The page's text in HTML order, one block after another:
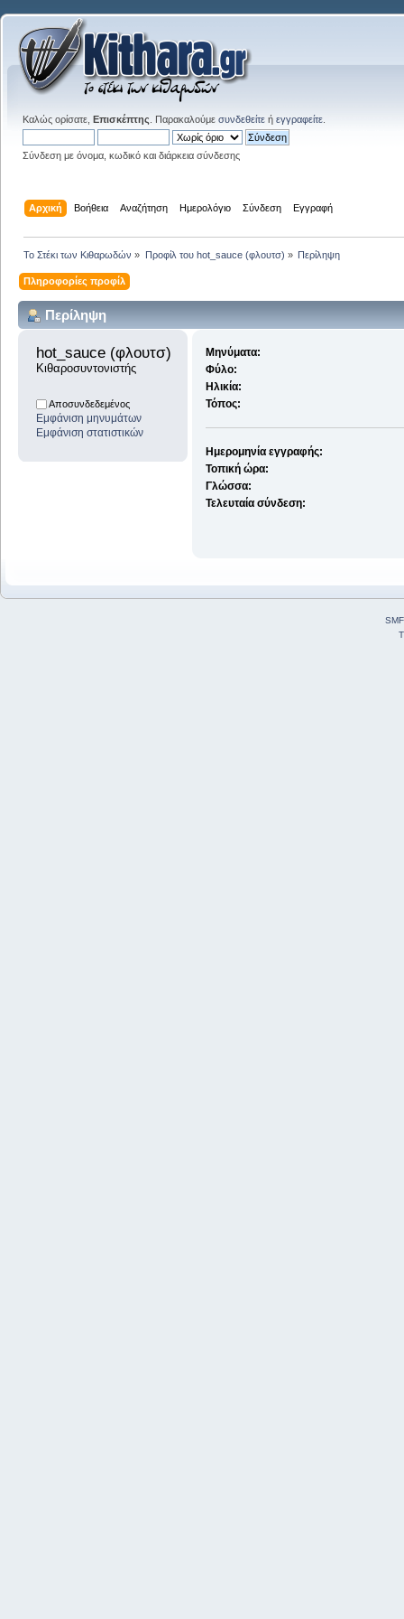
Καλώς ορίσατε, Επισκέπτης . Παρακαλούμε συνδεθείτε ή εγγραφείτε
Σύνδεση με όνομα, κωδικό και διάρκεια σύνδεσης
Αρχική Βοήθεια Αναζήτηση Ημερολόγιο Σύνδεση Εγγραφή
Το Στέκι των Κιθαρωδών » Προφίλ του hot_sauce (φλουτσ) » Περίληψη
Πληροφορίες προφίλ
Περίληψη
Κιθαροσυντονιστής
Αποσυνδεδεμένος
Εμφάνιση μηνυμάτων
Εμφάνιση στατιστικών
Μηνύματα:
Φύλο:
Ηλικία:
Τόπος:
Ημερομηνία εγγραφής:
Τοπική ώρα:
Γλώσσα:
Τελευταία σύνδεση: